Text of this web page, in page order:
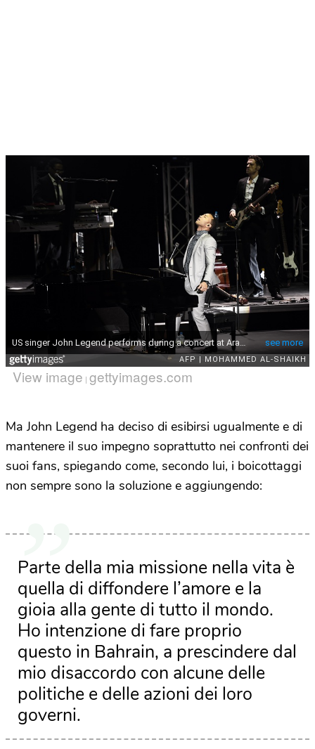
View image | gettyimages.com
Ma John Legend ha deciso di esibirsi ugualmente e di
mantenere il suo impegno soprattutto nei confronti dei
suoi fans, spiegando come, secondo lui, i boicottaggi
non sempre sono la soluzione e aggiungendo:
Parte della mia missione nella vita è
quella di diffondere l’amore e la
gioia alla gente di tutto il mondo.
Ho intenzione di fare proprio
questo in Bahrain, a prescindere dal
mio disaccordo con alcune delle
politiche e delle azioni dei loro
governi.